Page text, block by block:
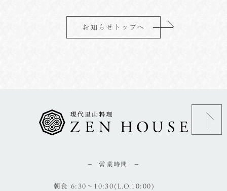
お知らせトップへ
営業時間
朝食 6:30～10:30(L.O.10:00)